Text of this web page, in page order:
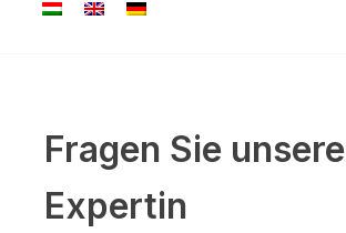
Fragen Sie unsere
Expertin